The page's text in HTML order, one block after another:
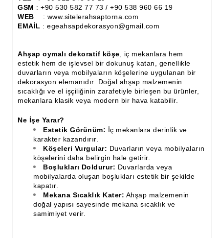
İthal Çıta İmalatı, Modelleri
İthal Ahşap Oyma İmalatı
Kartonpiyer Kapı Vitrin Çıtaları
Kartonpiyer Vitrin Çıtaları
Kontra Mdf Cnc Seperatör
Kontraplak Aplik İmalatı Modelleri
Köşe ve Kartonpiyer Profilleri
Lambri Kapı Kavisleri
Lambri Kapı Yayları
Masif Oymalı Modeller
Masif Üzeri Cnc Yazı, Desen, Logo İşleme
GSM : +90 530 582 77 73 / +90 538 960 66 19
WEB : www.sitelerahsaptorna.com
EMAİL : egeahsapdekorasyon@gmail.com
Ahşap oymalı dekoratif köşe, iç mekanlara hem
estetik hem de işlevsel bir dokunuş katan, genellikle
duvarların veya mobilyaların köşelerine uygulanan bir
dekorasyon elemanıdır. Doğal ahşap malzemenin
sıcaklığı ve el işçiliğinin zarafetiyle birleşen bu ürünler,
mekanlara klasik veya modern bir hava katabilir.
Ne İşe Yarar?
Estetik Görünüm: İç mekanlara derinlik ve
karakter kazandırır.
Köşeleri Vurgular: Duvarların veya mobilyaların
köşelerini daha belirgin hale getirir.
Boşlukları Doldurur: Duvarlarda veya
mobilyalarda oluşan boşlukları estetik bir şekilde
kapatır.
Mekana Sıcaklık Kater: Ahşap malzemenin
doğal yapısı sayesinde mekana sıcaklık ve
samimiyet verir.